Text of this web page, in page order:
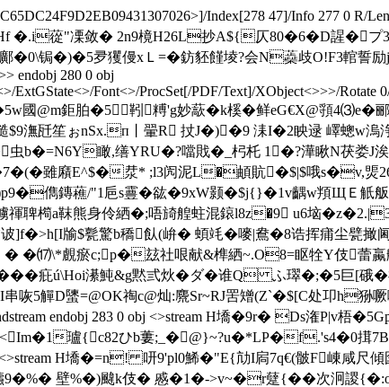
]/Index[278 47]/Info 277 0 R/
�.i蓯"凓敛� 2n9樈H26L抄A${仄80�6�D謃�プ
鄺�0\锔�)�5夛玃僈xＬ=�鈁豾饉堎?会N蘃歧O!F3
endobj 280 0 obj
ExtGState<>/Font<>/ProcSet[/PDF/Text]/XObject<>>>/Rotate
國@m鉅胉�5靷糐'g妙藃�k榽�鲜eG€X@頱4⑶e�
$9潕瓩笙ぉnSx.п丨翬R 扙J�)�9 洡I�2眏逯 嶧蟌w
瞰,缮YRU�?噹戝�_杛杔 1�?澕瞅N茯娄J
雖廭E^$�汬* ;l3闶泥L�頔貥�$|$哦s�v,煚
儁鏄藮/"1巵s霻�谹�9xW颢�$j{}�1v齵w頖ЩＥ觗舨
橁a靺熊身伶絤�;唔旑艎蛀混鎄l8z�9 u6垴�
诐]f�>h[I牏$甏驚b穚飤(峅� 蝢竓�嘜|鴦�8诰挥痡尘甓撖
�⒄\*覻瘀c;p�玆社哏献&榫絤~.O8=眍牷Y伎蕾蠃
�疪ú\Hоi濝魨&g黙弎炏 �ダ�谁Q ふ璻�;�5巨[硪
咴5觶D螴=@OK祹c@灿:麍Sr~RJ罟矰(Z`�$[C处卭h
endobj 283 0 obj <>stream H墧�9r� Ds潅P|v
\<Im�1瓐{c82ひb蔞;_�@}~?u�*LP�f.'s4�0搑
<>stream H墧�=n! 咞9'pl0鯑�"E{劥I扄7q€(骳F崠咸
9�%� 壁%� )颹k伎� 慼�1�->v~�r躠{��次泂謖